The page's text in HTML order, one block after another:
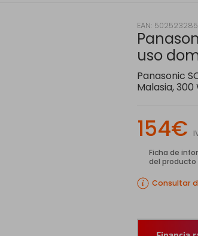
EAN:
uso
Panasonic
Malasia, 300
154€
Ficha de
del producto
Consultar